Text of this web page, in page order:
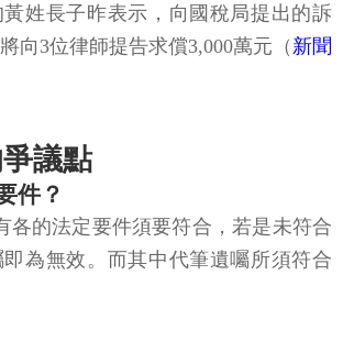
姓長子昨表示，向國稅局提出的訴
向3位律師提告求償3,000萬元（ 新聞
議點
件？
各的法定要件須要符合，若是未符合
為無效。而其中代筆遺囑所須符合